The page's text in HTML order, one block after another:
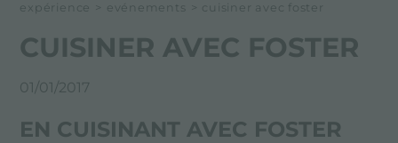
expérience > evénements > cuisiner avec foster
CUISINER AVEC FOSTER
01/01/2017
EN CUISINANT AVEC FOSTER